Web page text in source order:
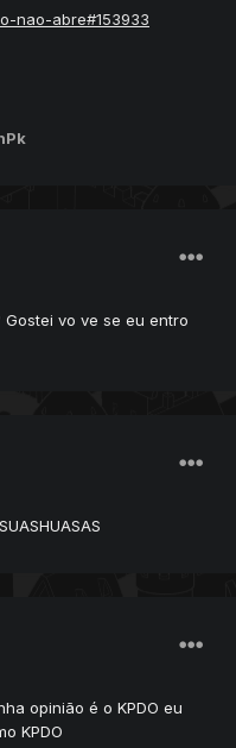
nao-abre#153933
vo ve se eu entro
opinião é o KPDO eu
KPDO